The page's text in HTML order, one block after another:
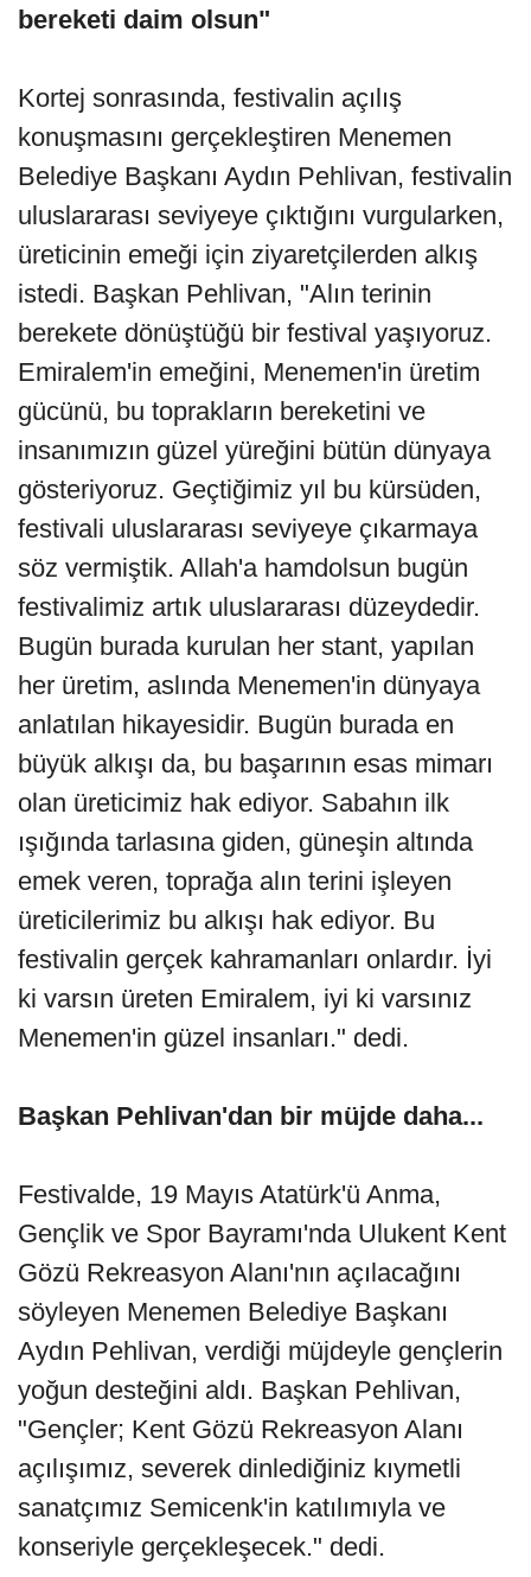
bereketi daim olsun"
Kortej sonrasında, festivalin açılış
konuşmasını gerçekleştiren Menemen
Belediye Başkanı Aydın Pehlivan, festivalin
uluslararası seviyeye çıktığını vurgularken,
üreticinin emeği için ziyaretçilerden alkış
istedi. Başkan Pehlivan, "Alın terinin
berekete dönüştüğü bir festival yaşıyoruz.
Emiralem'in emeğini, Menemen'in üretim
gücünü, bu toprakların bereketini ve
insanımızın güzel yüreğini bütün dünyaya
gösteriyoruz. Geçtiğimiz yıl bu kürsüden,
festivali uluslararası seviyeye çıkarmaya
söz vermiştik. Allah'a hamdolsun bugün
festivalimiz artık uluslararası düzeydedir.
Bugün burada kurulan her stant, yapılan
her üretim, aslında Menemen'in dünyaya
anlatılan hikayesidir. Bugün burada en
büyük alkışı da, bu başarının esas mimarı
olan üreticimiz hak ediyor. Sabahın ilk
ışığında tarlasına giden, güneşin altında
emek veren, toprağa alın terini işleyen
üreticilerimiz bu alkışı hak ediyor. Bu
festivalin gerçek kahramanları onlardır. İyi
ki varsın üreten Emiralem, iyi ki varsınız
Menemen'in güzel insanları." dedi.
Başkan Pehlivan'dan bir müjde daha...
Festivalde, 19 Mayıs Atatürk'ü Anma,
Gençlik ve Spor Bayramı'nda Ulukent Kent
Gözü Rekreasyon Alanı'nın açılacağını
söyleyen Menemen Belediye Başkanı
Aydın Pehlivan, verdiği müjdeyle gençlerin
yoğun desteğini aldı. Başkan Pehlivan,
"Gençler; Kent Gözü Rekreasyon Alanı
açılışımız, severek dinlediğiniz kıymetli
sanatçımız Semicenk'in katılımıyla ve
konseriyle gerçekleşecek." dedi.